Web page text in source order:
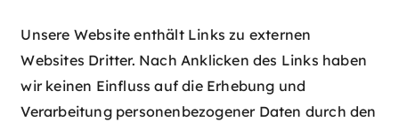
Unsere Website enthält Links zu externen
Websites Dritter. Nach Anklicken des Links haben
wir keinen Einfluss auf die Erhebung und
Verarbeitung personenbezogener Daten durch den